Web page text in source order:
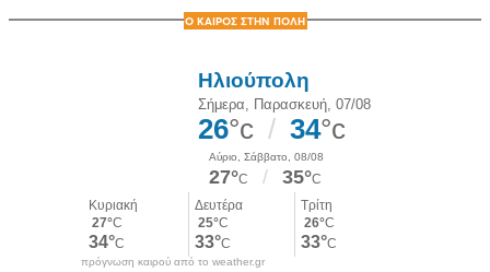
Ο ΚΑΙΡΟΣ ΣΤΗΝ ΠΟΛΗ
πρόγνωση καιρού από το weather.gr